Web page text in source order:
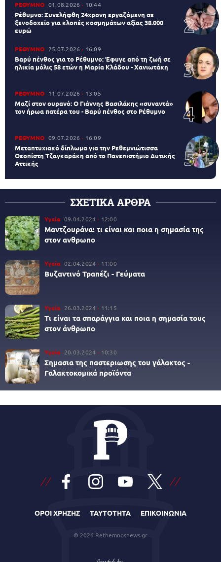
ΡΕΘΥΜΝΟ 01.08.2026 10:44
Ρέθυμνο: Συνελήφθη 24χρονη εργαζόμενη σε
ξενοδοχείο για κλοπές κοσμημάτων αξίας 38.000
ευρώ
ΡΕΘΥΜΝΟ 25.07.2026 16:09
Βαρύ πένθος για το Ρέθυμνο: Έφυγε από τη ζωή σε
ηλικία μόλις 58 ετών η Μαρία Κλάδου - Χανιωτάκη
ΡΕΘΥΜΝΟ 11.07.2026 13:05
Μαζί στον ουρανό: Ο Γιάννης Βασιλάκης «συναντά»
τον ήρωα πατέρα του - Βαρύ πένθος στο Ρέθυμνο
ΡΕΘΥΜΝΟ 09.07.2026 16:09
Μεταπτυχιακό δίπλωμα για την Ρεθεμνιώτισσα
Θεοπίστη Τζαγκαράκη από το Πανεπιστήμιο Δυτικής
Αττικής
ΣΧΕΤΙΚΑ ΑΡΘΡΑ
Υγεία 09.04.2024 12:00
Μαντζουράνα: τι είναι και ποια η σημασία της
στον ανθρωπο
Υγεία 02.04.2024 11:00
Βυζαντινό Τραπέζι - Γεύματα
Υγεία 26.03.2024 11:15
Τι είναι τα σπαράγγια και ποια η σημασία τους
στον άνθρωπο
Υγεία 20.03.2024 10:30
Σημασια της παστεριωσης του γάλακτος -
Γαλακτοκομικά προϊόντα
ΟΡΟΙ ΧΡΗΣΗΣ ΤΑΥΤΟΤΗΤΑ ΕΠΙΚΟΙΝΩΝΙΑ
© 2026 Rethemnosnews.gr